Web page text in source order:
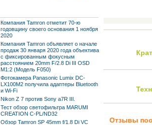
Компания Tamron отметит 70-ю
годовщину своего основания 1 ноября
2020
Компания Tamron объявляет о начале
продаж 30 января 2020 года объектива
с фиксированным фокусным
расстоянием 20mm F/2.8 Di III OSD
M1:2 (Модель F050)
Фотокамера Panasonic Lumix DC-
LX100M2 получила адаптеры Bluetooth
и Wi-Fi
Nikon Z 7 против Sony a7R III.
Тест обзор светофильтра MARUMI
CREATION C-PL/ND32
Обзор Tamron SP 45mm f/1.8 Di VC
Отзывы